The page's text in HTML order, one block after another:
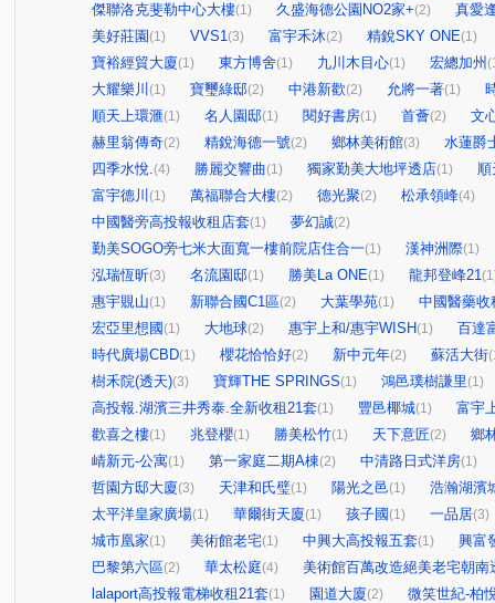
傑聯洛克斐勒中心大樓(1) 久盛海德公園NO2家+(2)
真愛
美好莊園 (1) VVS1(3) 富宇禾沐(2) 精銳SKY ONE(1)
寶裕經貿大廈(1) 東方博舍(1) 九川木目心(1) 宏總加州
大耀樂川 (1) 寶璽綠邸(2) 中港新歡(2) 允將一著(1)
順天上環滙(1) 名人園邸(1) 閱好書房(1) 首薈(2)
文
赫里翁傳奇(2) 精銳海德一號(2) 鄉林美術館(3)
水蓮爵
四季水悅.(4) 勝麗交響曲(1) 獨家勤美大地坪透店(1)
順
富宇德川 (1) 萬福聯合大樓(2) 德光聚(2) 松承領峰(4)
中國醫旁高投報收租店套(1) 夢幻誠(2)
勤美SOGO旁七米大面寬一樓前院店住合一(1) 漢神洲際(1)
泓瑞恆昕(3) 名流園邸(1) 勝美La ONE(1) 龍邦登峰21
惠宇覞山(1) 新聯合國C1區(2) 大葉學苑(1)
中國醫藥收
宏亞里想國 (1) 大地球(2) 惠宇上和/惠宇WISH(1)
百達
時代廣場CBD(1) 櫻花恰恰好(2) 新中元年(2) 蘇活大街
樹禾院(透天)(3) 寶輝THE SPRINGS(1) 鴻邑璞樹謙里(1)
高投報.湖濱三井秀泰.全新收租21套(1) 豐邑椰城(1)
富宇
歡喜之樓(1) 兆登櫻(1) 勝美松竹(1) 天下意匠(2)
鄉
崝新元-公寓(1) 第一家庭二期A棟(2) 中清路日式洋房(1)
哲園方邸大廈(3) 天津和氏璧(1) 陽光之邑(1)
浩瀚湖濱
太平洋皇家廣場(1) 華爾街天廈(1) 孩子國 (1) 一品居(3)
城市凰家(1) 美術館老宅(1) 中興大高投報五套(1)
興富
巴黎第六區(2) 華太松庭(4)
美術館百萬改造絕美老宅朝南
lalaport高投報電梯收租21套(1) 園道大廈(2)
微笑世紀-柏